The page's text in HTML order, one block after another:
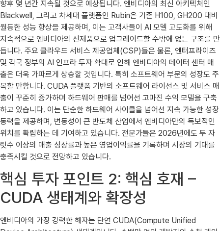
향후 몇 년간 지속될 것으로 예상됩니다. 엔비디아의 최신 아키텍처인
Blackwell, 그리고 차세대 플랫폼인 Rubin은 기존 H100, GH200 대비
월등한 성능 향상을 제공하며, 이는 고객사들이 AI 모델 고도화를 위해
지속적으로 엔비디아의 신제품으로 업그레이드할 수밖에 없는 구조를 만
듭니다. 주요 클라우드 서비스 제공업체(CSP)들은 물론, 엔터프라이즈
및 각국 정부의 AI 인프라 투자 확대로 인해 엔비디아의 데이터 센터 매
출은 더욱 가파르게 상승할 것입니다. 특히 소프트웨어 부문의 성장도 주
목할 만합니다. CUDA 플랫폼 기반의 소프트웨어 라이선스 및 서비스 매
출이 꾸준히 증가하며 하드웨어 판매를 넘어선 고마진 수익 모델을 구축
하고 있습니다. 이는 단순한 하드웨어 사이클을 넘어선 지속 가능한 성장
동력을 제공하며, 변동성이 큰 반도체 산업에서 엔비디아만의 독보적인
위치를 확립하는 데 기여하고 있습니다. 전문가들은 2026년에도 두 자
릿수 이상의 매출 성장률과 높은 영업이익률을 기록하며 시장의 기대를
충족시킬 것으로 전망하고 있습니다.
핵심 투자 포인트 2: 핵심 호재 –
CUDA 생태계와 확장성
엔비디아의 가장 강력한 해자는 단연 CUDA(Compute Unified